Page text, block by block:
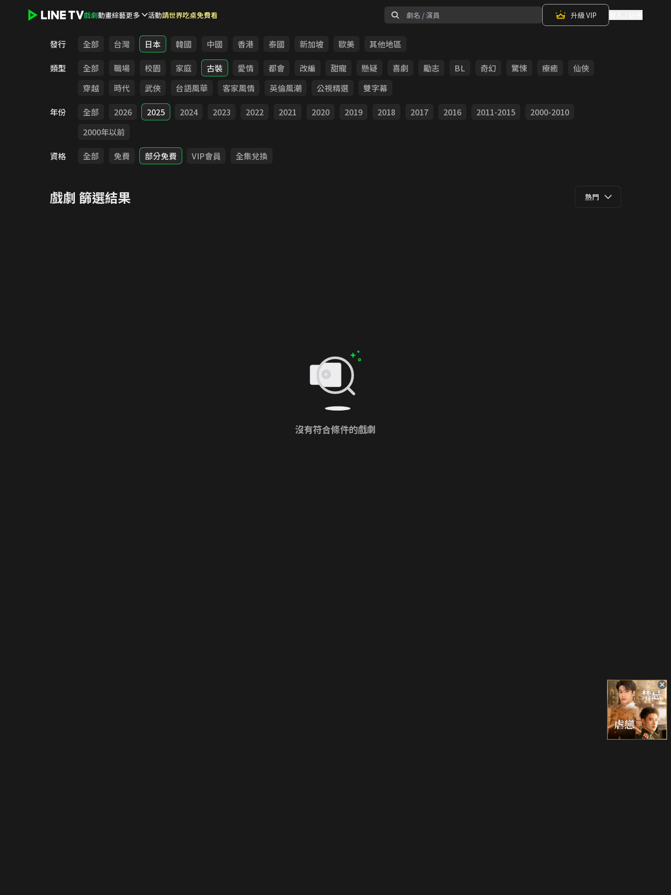
戲劇動畫綜藝更多 活動請世界吃桌免費看 升級 VIP
發行 全部 台灣 日本 韓國 中國 香港 泰國 新加坡 歐美
其他地區
類型
全部 職場 校園 家庭 古裝 愛情 都會 改編 甜寵 懸疑 喜劇 勵志 BL 奇幻 驚悚 療癒
仙俠
穿越
時代 武俠 台語風華 客家風情 英倫風潮 公視精選
雙字幕
年份
全部 2026 2025 2024 2023 2022 2021 2020 2019 2018 2017 2016 2011-2015
2000-2010
2000年以前
資格
全部 免費 部分免費 VIP會員 全集兌換
戲劇 篩選結果 熱門
沒有符合條件的戲劇